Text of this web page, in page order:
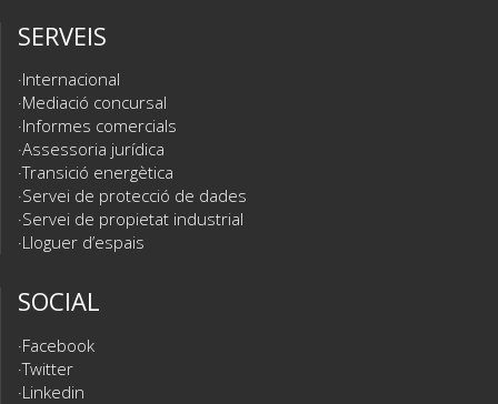
SERVEIS
Internacional
Mediació concursal
Informes comercials
Assessoria jurídica
Transició energètica
Servei de protecció de dades
Servei de propietat industrial
Lloguer d’espais
SOCIAL
Facebook
Twitter
Linkedin